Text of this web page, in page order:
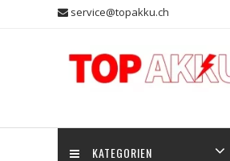
service@topakku.ch
KATEGORIEN